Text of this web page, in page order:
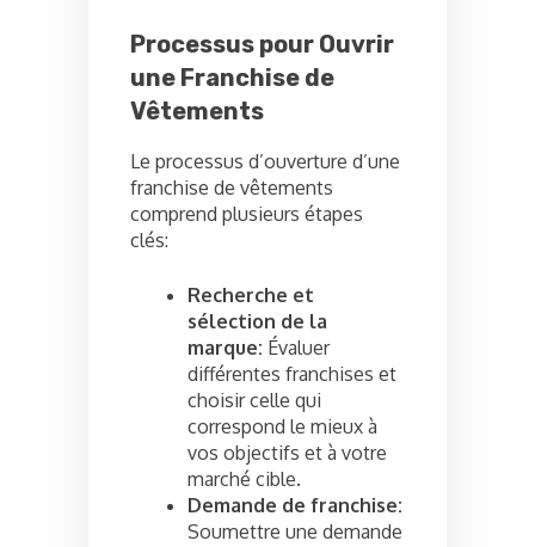
Processus pour Ouvrir
une Franchise de
Vêtements
Le processus d’ouverture d’une
franchise de vêtements
comprend plusieurs étapes
clés:
Recherche et
sélection de la
marque: Évaluer
différentes franchises et
choisir celle qui
correspond le mieux à
vos objectifs et à votre
marché cible.
Demande de franchise:
Soumettre une demande